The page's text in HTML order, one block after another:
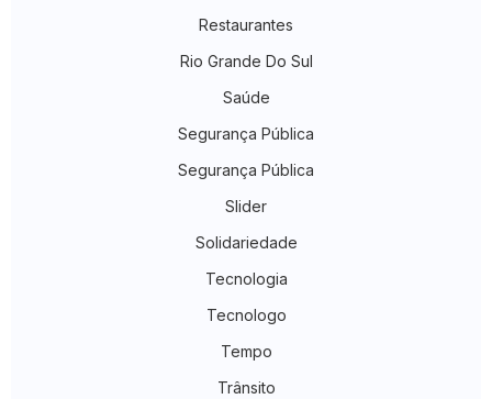
Restaurantes
Rio Grande Do Sul
Saúde
Segurança Pública
Segurança Pública
Slider
Solidariedade
Tecnologia
Tecnologo
Tempo
Trânsito